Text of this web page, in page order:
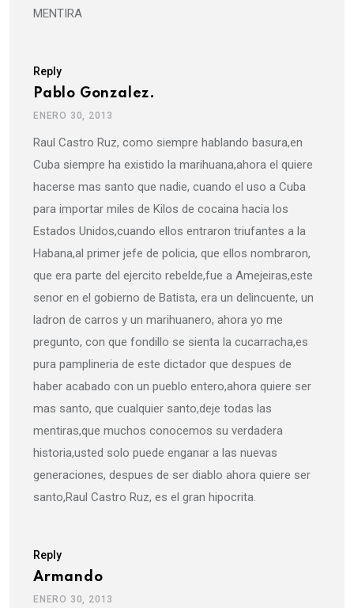
MENTIRA
Reply
Pablo Gonzalez.
ENERO 30, 2013
Raul Castro Ruz, como siempre hablando basura,en
Cuba siempre ha existido la marihuana,ahora el quiere
hacerse mas santo que nadie, cuando el uso a Cuba
para importar miles de Kilos de cocaina hacia los
Estados Unidos,cuando ellos entraron triufantes a la
Habana,al primer jefe de policia, que ellos nombraron,
que era parte del ejercito rebelde,fue a Amejeiras,este
senor en el gobierno de Batista, era un delincuente, un
ladron de carros y un marihuanero, ahora yo me
pregunto, con que fondillo se sienta la cucarracha,es
pura pamplineria de este dictador que despues de
haber acabado con un pueblo entero,ahora quiere ser
mas santo, que cualquier santo,deje todas las
mentiras,que muchos conocemos su verdadera
historia,usted solo puede enganar a las nuevas
generaciones, despues de ser diablo ahora quiere ser
santo,Raul Castro Ruz, es el gran hipocrita.
Reply
Armando
ENERO 30, 2013